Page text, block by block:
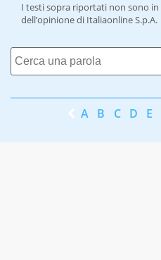
I testi sopra riportati non sono
dell’opinione di Italiaonline S.p.A.
A B C D E